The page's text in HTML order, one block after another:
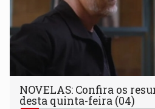
NOVELAS: Confira os
desta quinta-feira (04)